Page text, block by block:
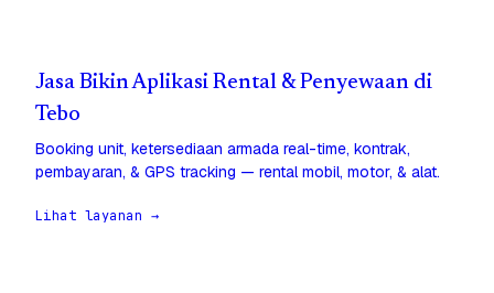
Jasa Bikin Aplikasi Rental & Penyewaan di
Tebo
Booking unit, ketersediaan armada real-time, kontrak,
pembayaran, & GPS tracking — rental mobil, motor, & alat.
Lihat layanan →